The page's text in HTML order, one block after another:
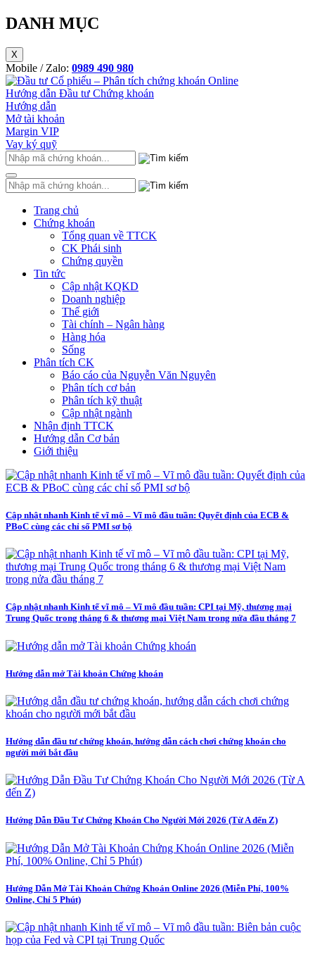
DANH MỤC
X
Mobile / Zalo: 0989 490 980
Hướng dẫn Đầu tư Chứng khoán
Hướng dẫn
Mở tài khoản
Margin VIP
Vay ký quỹ
Trang chủ
Chứng khoán
Tổng quan về TTCK
CK Phái sinh
Chứng quyền
Tin tức
Cập nhật KQKD
Doanh nghiệp
Thế giới
Tài chính – Ngân hàng
Hàng hóa
Sống
Phân tích CK
Báo cáo của Nguyễn Văn Nguyên
Phân tích cơ bản
Phân tích kỹ thuật
Cập nhật ngành
Nhận định TTCK
Hướng dẫn Cơ bản
Giới thiệu
Cập nhật nhanh Kinh tế vĩ mô – Vĩ mô đầu tuần: Quyết định của ECB &
PBoC cùng các chỉ số PMI sơ bộ
Cập nhật nhanh Kinh tế vĩ mô – Vĩ mô đầu tuần: CPI tại Mỹ, thương mại
Trung Quốc trong tháng 6 & thương mại Việt Nam trong nửa đầu tháng 7
Hướng dẫn mở Tài khoản Chứng khoán
Hướng dẫn đầu tư chứng khoán, hướng dẫn cách chơi chứng khoán cho
người mới bắt đầu
Hướng Dẫn Đầu Tư Chứng Khoán Cho Người Mới 2026 (Từ A đến Z)
Hướng Dẫn Mở Tài Khoản Chứng Khoán Online 2026 (Miễn Phí, 100%
Online, Chỉ 5 Phút)